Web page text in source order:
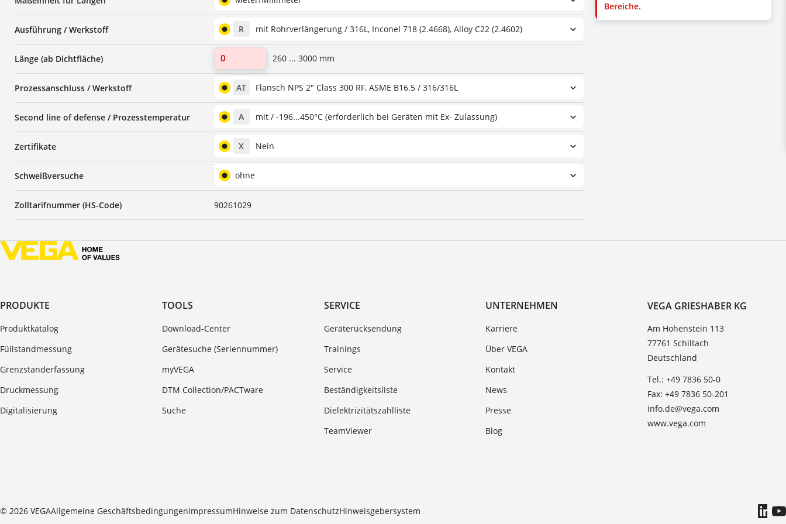
Ausführung / Werkstoff R mit Rohrverlängerung / 316L, Inconel 718 (2.4668), Alloy C22 (2.4602)
Länge (ab Dichtfläche) 260 ... 3000 mm
Prozessanschluss / Werkstoff AT Flansch NPS 2" Class 300 RF, ASME B16.5 / 316/316L
Second line of defense / Prozesstemperatur A mit / -196...450°C (erforderlich bei Geräten mit Ex- Zulassung)
Zertifikate X Nein
Schweißversuche ohne
Zolltarifnummer (HS-Code) 90261029
Bereiche.
PRODUKTE
Produktkatalog
Füllstandmessung
Grenzstanderfassung
Druckmessung
Digitalisierung
TOOLS
Download-Center
Gerätesuche (Seriennummer)
myVEGA
DTM Collection/PACTware
Suche
SERVICE
Geräterücksendung
Trainings
Service
Beständigkeitsliste
Dielektrizitätszahlliste
TeamViewer
UNTERNEHMEN
Karriere
Über VEGA
Kontakt
News
Presse
Blog
VEGA GRIESHABER KG
Am Hohenstein 113
77761 Schiltach
Deutschland
Tel.: +49 7836 50-0
Fax: +49 7836 50-201
info.de@vega.com
www.vega.com
© 2026 VEGAAllgemeine GeschäftsbedingungenImpressumHinweise zum DatenschutzHinweisgebersystem